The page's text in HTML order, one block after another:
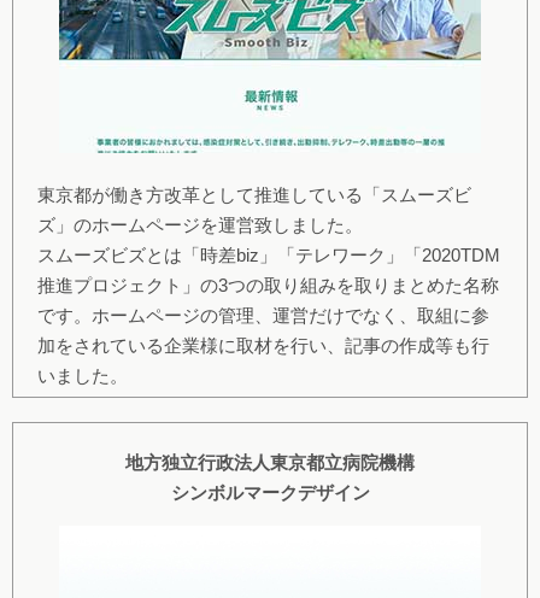
東京都が働き方改革として推進している「スムーズビ
ズ」のホームページを運営致しました。
スムーズビズとは「時差biz」「テレワーク」「2020TDM
推進プロジェクト」の3つの取り組みを取りまとめた名称
です。ホームページの管理、運営だけでなく、取組に参
加をされている企業様に取材を行い、記事の作成等も行
いました。
地方独立行政法人東京都立病院機構
シンボルマークデザイン